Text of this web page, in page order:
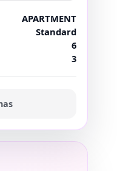
APARTMENT
Standard
6
3